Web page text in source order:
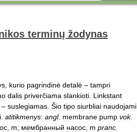
terminų žodynas
kurio pagrindinė detalė – tampri
dalis priverčiama slankioti Linkstant
, – suslegiamas Šio tipo siurbliai naudojami
atitikmenys: angl. membrane pump vok.
m; мембранный насос m pranc